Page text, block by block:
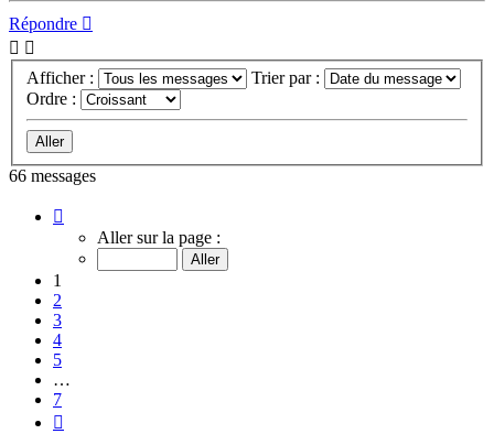
Répondre
Afficher :
Trier par :
Ordre :
66 messages
sur
Aller sur la page :
1
2
3
4
5
…
7